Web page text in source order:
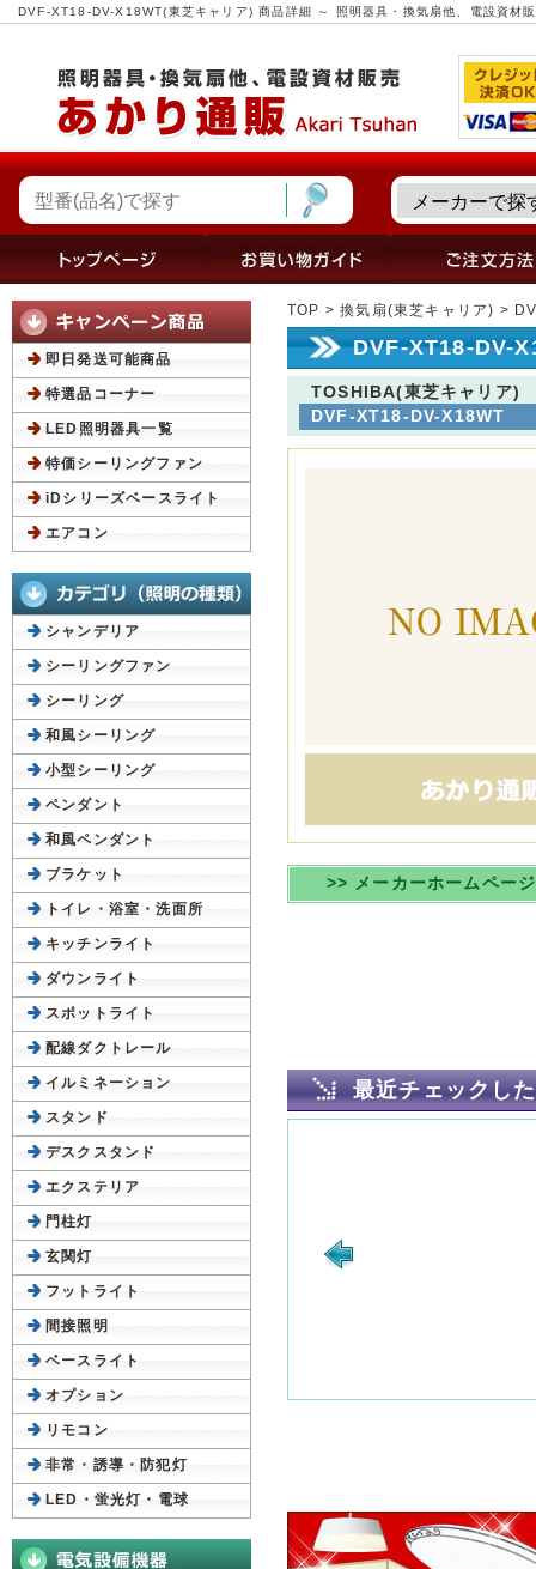
DVF-XT18-DV-X18WT(東芝キャリア) 商品詳細 ～ 照明器具・換気扇他、電設資材
TOP >換気扇(東芝キャリア) >
DVF-XT18-DV-
TOSHIBA(東芝キャリア)
DVF-XT18-DV-X18WT
>> メーカーホームペー
最近チェックし
即日発送可能商品
特選品コーナー
LED照明器具一覧
特価シーリングファン
iDシリーズベースライト
エアコン
シャンデリア
シーリングファン
シーリング
和風シーリング
小型シーリング
ペンダント
和風ペンダント
ブラケット
トイレ・浴室・洗面所
キッチンライト
ダウンライト
スポットライト
配線ダクトレール
イルミネーション
スタンド
デスクスタンド
エクステリア
門柱灯
玄関灯
フットライト
間接照明
ベースライト
オプション
リモコン
非常・誘導・防犯灯
LED・蛍光灯・電球